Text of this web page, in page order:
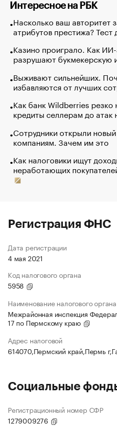
Интересное на РБК
Насколько ваш авторитет
атрибутов престижа? Тест
Казино проиграло. Как
разрушают букмекерскую
Выживают сильнейших.
избавляются от лучших
Как банк Wildberries резко
кредиты селлерам до атак
Сотрудники открыли
компаниям. Зачем им это
Как налоговики ищут
неработающих
Регистрация ФНС
Дата регистрации
4 мая 2021
Код налогового органа
5958
Наименование налогового органа
Межрайонная инспекция
17 по Пермскому краю
Адрес налоговой
614070,Пермский край,Пермь
Социальные
Регистрационный номер СФР
1279009276